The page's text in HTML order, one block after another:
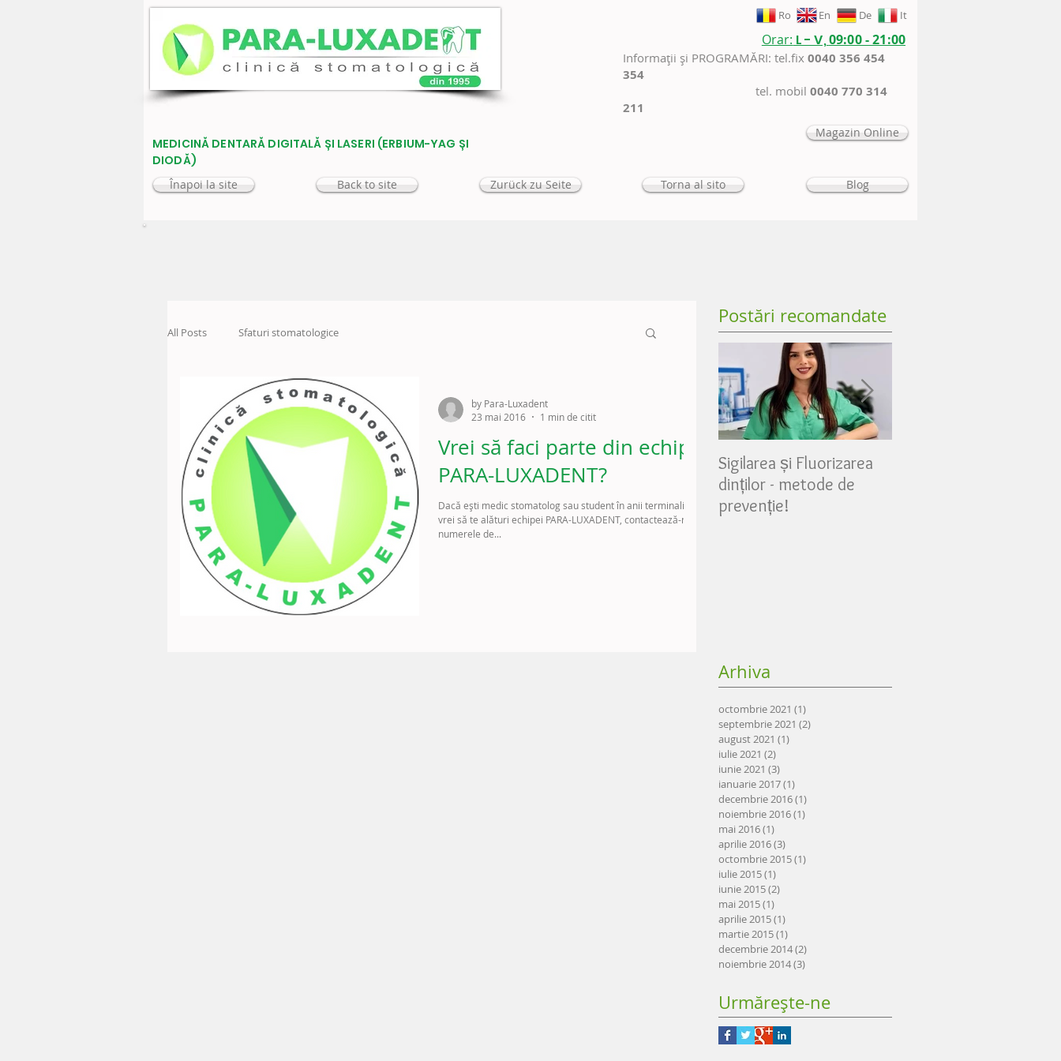
MEDICINĂ DENTARĂ DIGITALĂ ȘI LASERI (ERBIUM-YAG ȘI
DIODĂ)
Ro En De It
Orar: L - V,09:00 - 21:00
Informaţii şi PROGRAMĂRI: tel.fix 0040 356 454
354
tel. mobil 0040 770 314
211
Magazin Online
Înapoi la site Back to site Zurück zu Seite Torna al sito Blog
All Posts Sfaturi stomatologice
Vrei să faci parte din echipa
PARA-LUXADENT?
Dacă eşti medic stomatolog sau student în anii terminali şi
vrei să te alături echipei PARA-LUXADENT, contactează-ne la
numerele de...
by Para-Luxadent
23 mai 2016
1 min de citit
Postări recomandate
Sigilarea și Fluorizarea
dinților - metode de
prevenție!
Arhiva
octombrie 2021 (1)
septembrie 2021 (2)
august 2021 (1)
iulie 2021 (2)
iunie 2021 (3)
ianuarie 2017(1)
decembrie 2016(1)
noiembrie 2016(1)
mai 2016(1)
aprilie 2016(3)
octombrie 2015(1)
iulie 2015(1)
iunie 2015(2)
mai 2015(1)
aprilie 2015(1)
martie 2015(1)
decembrie 2014(2)
noiembrie 2014(3)
Urmăreşte-ne